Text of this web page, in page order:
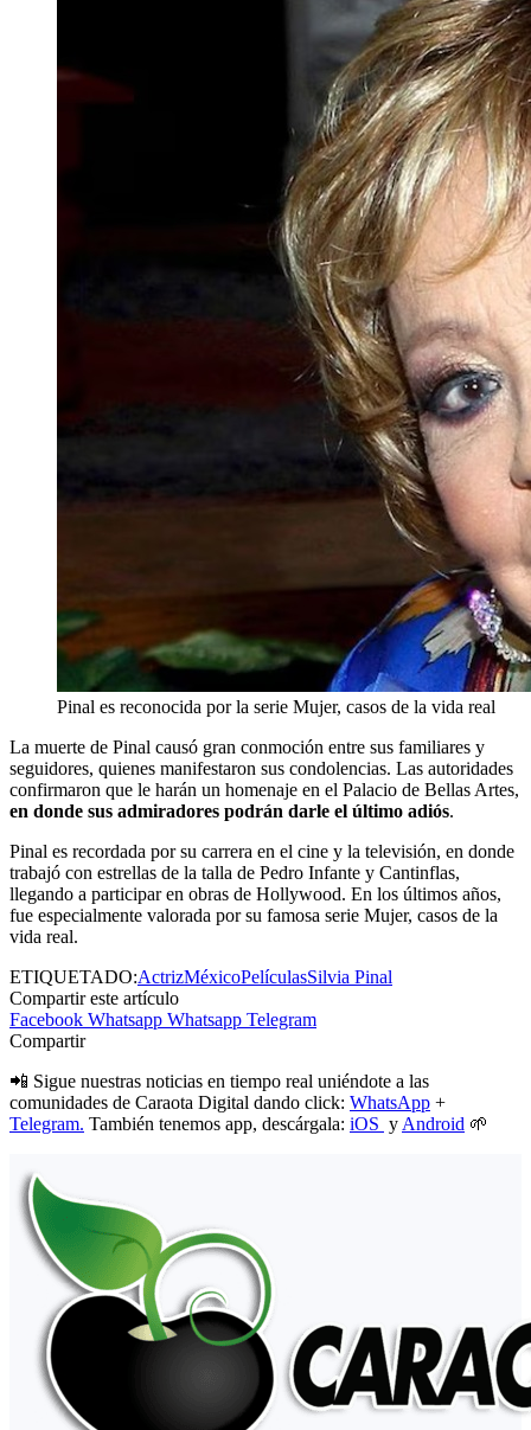
Pinal es reconocida por la serie Mujer, casos de la vida real
La muerte de Pinal causó gran conmoción entre sus familiares y
seguidores, quienes manifestaron sus condolencias. Las autoridades
confirmaron que le harán un homenaje en el Palacio de Bellas Artes,
en donde sus admiradores podrán darle el último adiós.
Pinal es recordada por su carrera en el cine y la televisión, en donde
trabajó con estrellas de la talla de Pedro Infante y Cantinflas,
llegando a participar en obras de Hollywood. En los últimos años,
fue especialmente valorada por su famosa serie Mujer, casos de la
vida real.
ETIQUETADO:ActrizMéxicoPelículasSilvia Pinal
Compartir este artículo
Facebook Whatsapp Whatsapp Telegram
Compartir
📲 Sigue nuestras noticias en tiempo real uniéndote a las
comunidades de Caraota Digital dando click: WhatsApp +
Telegram. También tenemos app, descárgala: iOS y Android 🌱